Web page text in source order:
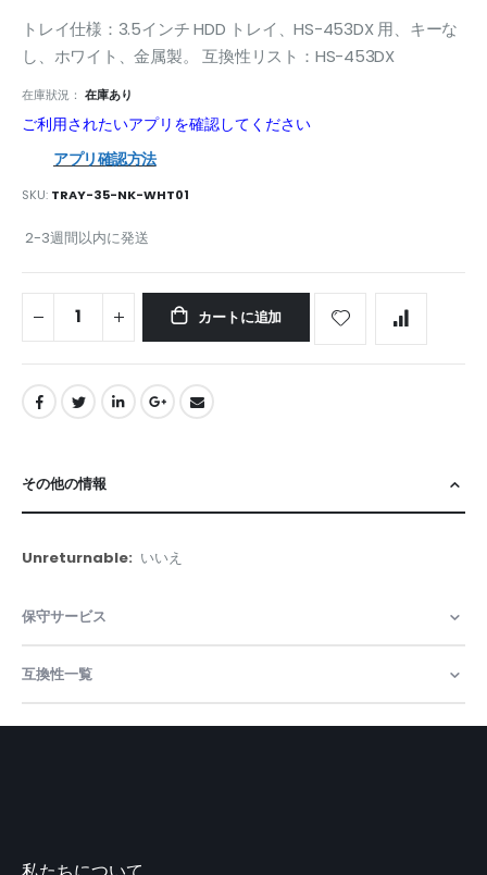
the
images
トレイ仕様：3.5インチ HDD トレイ、HS-453DX 用、キーな
し、ホワイト、金属製。 互換性リスト：HS-453DX
在庫狀況： 在庫あり
ご利用されたいアプリを確認してください
アプリ確認方法
SKU TRAY-35-NK-WHT01
2-3週間以内に発送
カートに追加
その他の情報
そ
の
情
報
いいえ
保守サービス
互換性一覧